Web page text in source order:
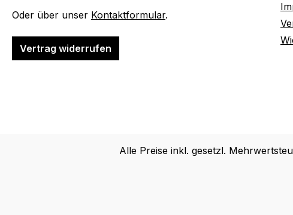
Oder über unser Kontaktformular.
Vertrag widerrufen
Alle Preise inkl. gesetzl.